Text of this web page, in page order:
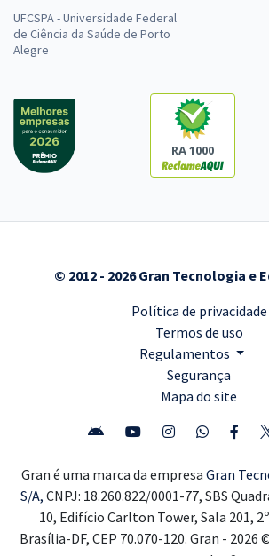
UFCSPA - Universidade Federal
de Ciência da Saúde de Porto
Alegre
RA 1000
© 2012 - 2026 Gran Tecnologia e
Política de privacidade
Termos de uso
Regulamentos
Segurança
Mapa do site
Gran é uma marca da empresa Gran
S/A, CNPJ: 18.260.822/0001-77, SBS
10, Edifício Carlton Tower, Sala 201,
Brasília-DF, CEP 70.070-120. Gran -